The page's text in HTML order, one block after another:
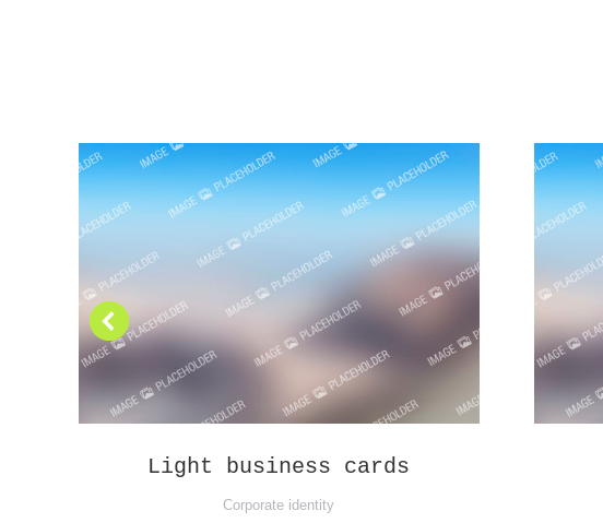
Light business cards
Corporate identity